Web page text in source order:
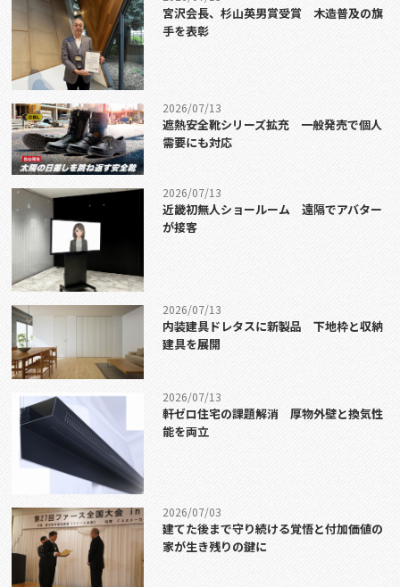
宮沢会長、杉山英男賞受賞 木造普及の旗
手を表彰
2026/07/13
遮熱安全靴シリーズ拡充 一般発売で個人
需要にも対応
2026/07/13
近畿初無人ショールーム 遠隔でアバター
が接客
2026/07/13
内装建具ドレタスに新製品 下地枠と収納
建具を展開
2026/07/13
軒ゼロ住宅の課題解消 厚物外壁と換気性
能を両立
2026/07/03
建てた後まで守り続ける覚悟と付加価値の
家が生き残りの鍵に